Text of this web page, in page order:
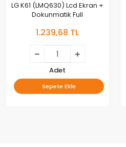
LG K61 (LMQ630) Lcd Ekran +
Dokunmatik Full
1.239,68 TL
Adet
Sepete Ekle